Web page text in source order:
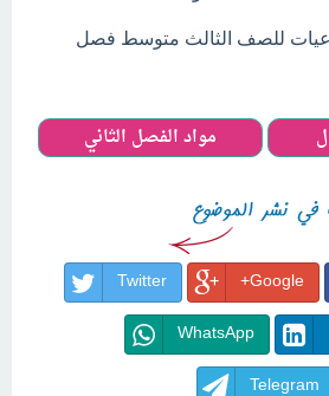
للصف الثالث متوسط فصل
مواد الفصل الثاني
Google+
Twitter
WhatsApp
Telegram